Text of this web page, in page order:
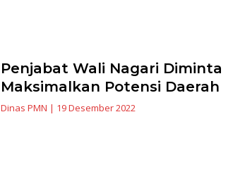
Penjabat Wali Nagari Diminta
Maksimalkan Potensi Daerah
Dinas PMN | 19 Desember 2022